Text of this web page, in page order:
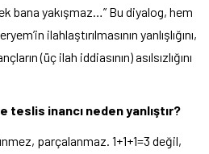
bana yakışmaz…” Bu diyalog, hem
ilahlaştırılmasının yanlışlığını,
(üç ilah iddiasının) asılsızlığını
teslis inancı neden yanlıştır?
parçalanmaz. 1+1+1=3 değil,